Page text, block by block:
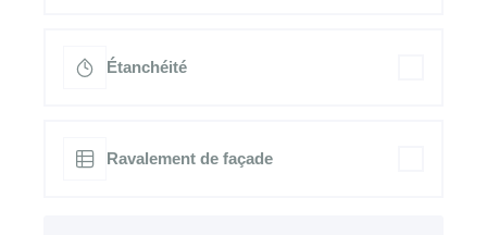
Étanchéité
Ravalement de façade